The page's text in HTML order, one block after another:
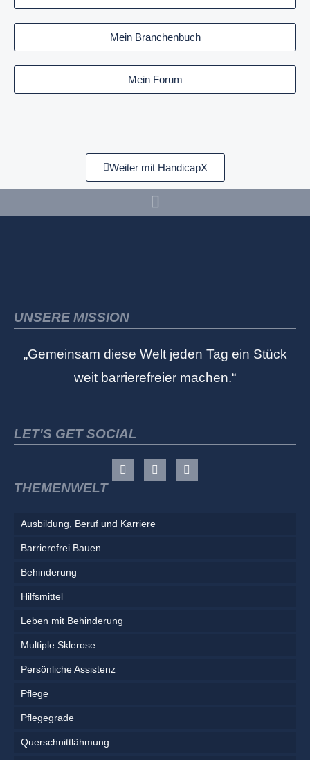
Mein Branchenbuch
Mein Forum
Weiter mit HandicapX
UNSERE MISSION
„Gemeinsam diese Welt jeden Tag ein Stück
weit barrierefreier machen.“
LET'S GET SOCIAL
THEMENWELT
Ausbildung, Beruf und Karriere
Barrierefrei Bauen
Behinderung
Hilfsmittel
Leben mit Behinderung
Multiple Sklerose
Persönliche Assistenz
Pflege
Pflegegrade
Querschnittlähmung